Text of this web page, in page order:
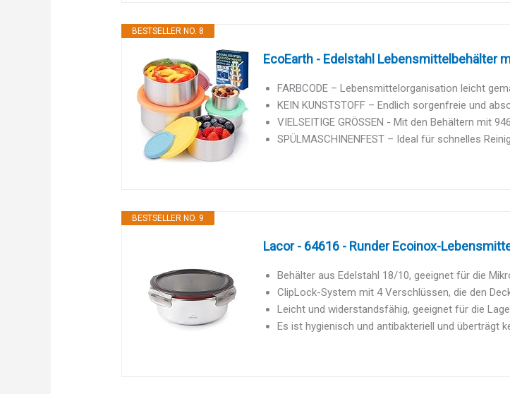
BESTSELLER NO. 8
EcoEarth - Edelstahl Lebensmittelbehälter
FARBCODE – Lebensmittelorganisation leicht
KEIN KUNSTSTOFF – Endlich sorgenfreie und
VIELSEITIGE GRÖSSEN - Mit den Behältern mit
SPÜLMASCHINENFEST – Ideal für schnelles
BESTSELLER NO. 9
Lacor - 64616 - Runder Ecoinox-
Behälter aus Edelstahl 18/10, geeignet für die
ClipLock-System mit 4 Verschlüssen, die den
Leicht und widerstandsfähig, geeignet für die
Es ist hygienisch und antibakteriell und überträgt